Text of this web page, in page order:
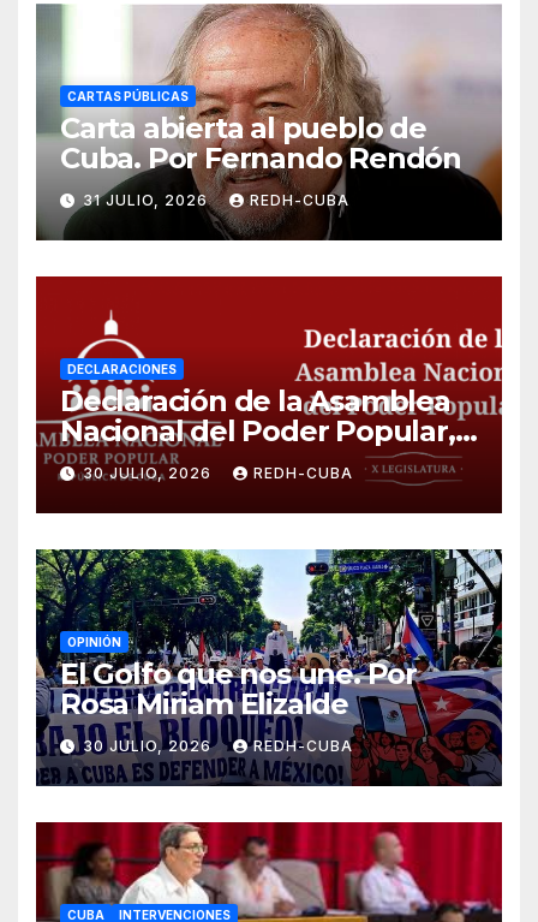
CARTAS PÚBLICAS
Carta abierta al pueblo de
Cuba. Por Fernando Rendón
31 JULIO, 2026 REDH-CUBA
DECLARACIONES
Declaración de la Asamblea
Nacional del Poder Popular,
¡Cesen el cerco energético y
el castigo colectivo al pueblo
cubano!
30 JULIO, 2026 REDH-CUBA
OPINIÓN
El Golfo que nos une. Por
Rosa Miriam Elizalde
30 JULIO, 2026 REDH-CUBA
CUBA INTERVENCIONES